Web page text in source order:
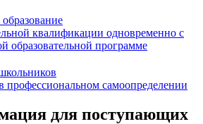
квалификации одновременно с
образовательной программе
самоопределении
для поступающих